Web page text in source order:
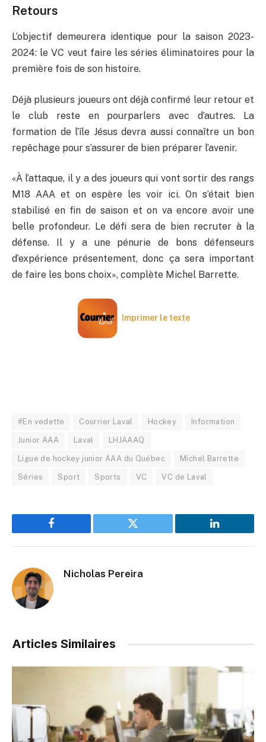
Retours
L’objectif demeurera identique pour la saison 2023-
2024: le VC veut faire les séries éliminatoires pour la
première fois de son histoire.
Déjà plusieurs joueurs ont déjà confirmé leur retour et
le club reste en pourparlers avec d’autres. La
formation de l’île Jésus devra aussi connaître un bon
repêchage pour s’assurer de bien préparer l’avenir.
«À l’attaque, il y a des joueurs qui vont sortir des rangs
M18 AAA et on espère les voir ici. On s’était bien
stabilisé en fin de saison et on va encore avoir une
belle profondeur. Le défi sera de bien recruter à la
défense. Il y a une pénurie de bons défenseurs
d’expérience présentement, donc ça sera important
de faire les bons choix», complète Michel Barrette.
Imprimer le texte
#En vedette Courrier Laval Hockey Information
Junior AAA Laval LHJAAAQ
Ligue de hockey junior AAA du Québec Michel Barrette
Séries Sport Sports VC VC de Laval
Facebook Twitter LinkedIn
Nicholas Pereira
Articles Similaires